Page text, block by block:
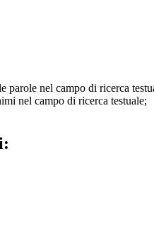
parole nel campo di ricerca
nel campo di ricerca testuale;